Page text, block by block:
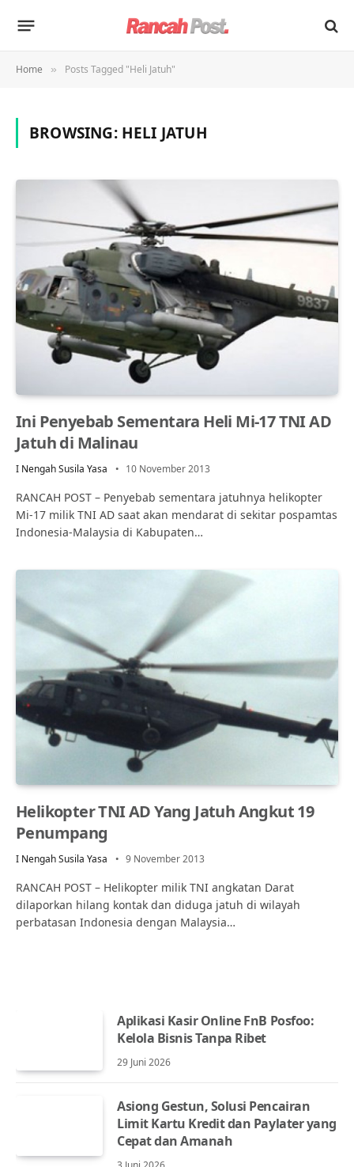
Home » Posts Tagged "Heli Jatuh"
BROWSING: HELI JATUH
Ini Penyebab Sementara Heli Mi-17 TNI AD
Jatuh di Malinau
I Nengah Susila Yasa 10 November 2013
RANCAH POST – Penyebab sementara jatuhnya helikopter
Mi-17 milik TNI AD saat akan mendarat di sekitar pospamtas
Indonesia-Malaysia di Kabupaten…
Helikopter TNI AD Yang Jatuh Angkut 19
Penumpang
I Nengah Susila Yasa 9 November 2013
RANCAH POST – Helikopter milik TNI angkatan Darat
dilaporkan hilang kontak dan diduga jatuh di wilayah
perbatasan Indonesia dengan Malaysia…
Aplikasi Kasir Online FnB Posfoo:
Kelola Bisnis Tanpa Ribet
29 Juni 2026
Asiong Gestun, Solusi Pencairan
Limit Kartu Kredit dan Paylater yang
Cepat dan Amanah